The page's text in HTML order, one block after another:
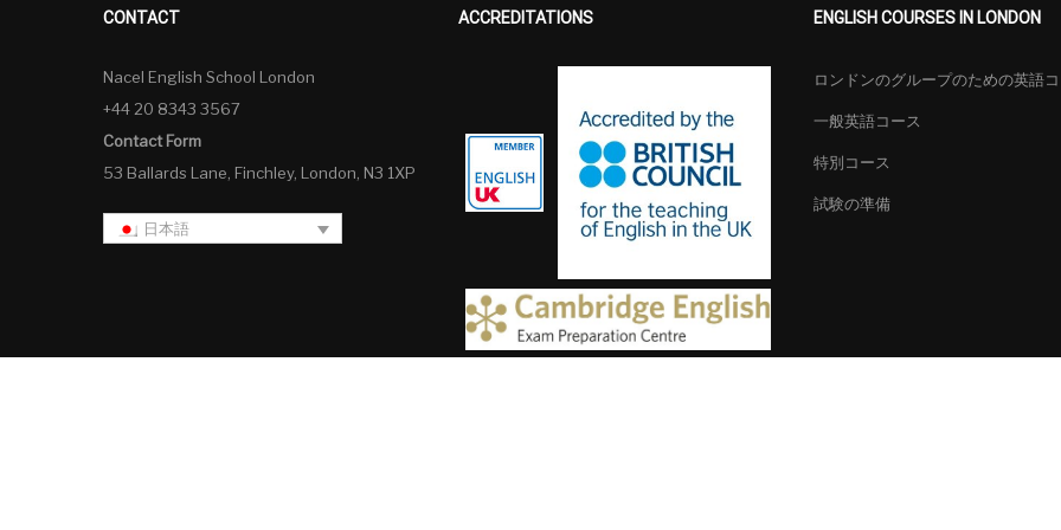
CONTACT
Nacel English School London
+44 20 8343 3567
Contact Form
53 Ballards Lane, Finchley, London, N3 1XP
日本語
ACCREDITATIONS ENGLISH COURSES IN LONDON
ロンドンのグループのための英語
一般英語コース
特別コース
試験の準備